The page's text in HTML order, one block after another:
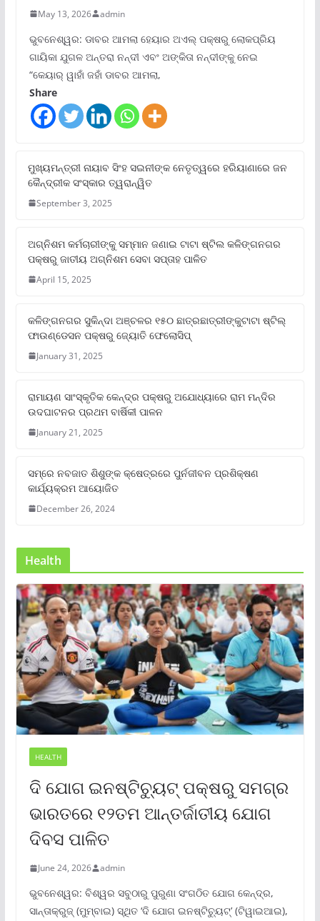
May 13, 2026 admin
ଭୁବନେଶ୍ୱର: ଡାବର ଆମଲା ହେୟାର ଅଏଲ୍ ପକ୍ଷରୁ ଲୋକପ୍ରିୟ
ଗାୟିକା ଯୁଗଳ ଅନ୍ତରା ନନ୍ଦୀ ଏବଂ ଅଙ୍କିତା ନନ୍ଦୀଙ୍କୁ ନେଇ
“କେୟାର୍ ୱାହାଁ ଜହାଁ ଡାବର ଆମଲା,
Share
ମୁଖ୍ୟମନ୍ତ୍ରୀ ନାୟାବ ସିଂହ ସଇନୀଙ୍କ ନେତୃତ୍ୱରେ ହରିୟାଣାରେ ଜନ
କୈନ୍ଦ୍ରୀକ ସଂସ୍କାର ତ୍ୱରାନ୍ୱିତ
September 3, 2025
ଅଗ୍ନିଶମ କର୍ମଚାରୀଙ୍କୁ ସମ୍ମାନ ଜଣାଇ ଟାଟା ଷ୍ଟିଲ କଳିଙ୍ଗନଗର
ପକ୍ଷରୁ ଜାତୀୟ ଅଗ୍ନିଶମ ସେବା ସପ୍ତାହ ପାଳିତ
April 15, 2025
କଳିଙ୍ଗନଗର ସୁକିନ୍ଦା ଅଞ୍ଚଳର ୧୫୦ ଛାତ୍ରଛାତ୍ରୀଙ୍କୁଟାଟା ଷ୍ଟିଲ୍
ଫାଉଣ୍ଡେସନ ପକ୍ଷରୁ ଜ୍ୟୋତି ଫେଲୋସିପ୍‌
January 31, 2025
ରାମାୟଣ ସାଂସ୍କୃତିକ କେନ୍ଦ୍ର ପକ୍ଷରୁ ଅଯୋଧ୍ୟାରେ ରାମ ମନ୍ଦିର
ଉଦଘାଟନର ପ୍ରଥମ ବାର୍ଷିକୀ ପାଳନ
January 21, 2025
ସମ୍‌ରେ ନବଜାତ ଶିଶୁଙ୍କ କ୍ଷେତ୍ରରେ ପୁର୍ନଜୀବନ ପ୍ରଶିକ୍ଷଣ
କାର୍ଯ୍ୟକ୍ରମ ଆୟୋଜିତ
December 26, 2024
Health
HEALTH
ଦି ଯୋଗ ଇନଷ୍ଟିଚ୍ୟୁଟ୍ ପକ୍ଷରୁ ସମଗ୍ର
ଭାରତରେ ୧୨ତମ ଆନ୍ତର୍ଜାତୀୟ ଯୋଗ
ଦିବସ ପାଳିତ
June 24, 2026 admin
ଭୁବନେଶ୍ୱର: ବିଶ୍ୱର ସବୁଠାରୁ ପୁରୁଣା ସଂଗଠିତ ଯୋଗ କେନ୍ଦ୍ର,
ସାନ୍ତାକ୍ରୁଜ୍ (ମୁମ୍ବାଇ) ସ୍ଥିତ ‘ଦି ଯୋଗ ଇନଷ୍ଟିଚ୍ୟୁଟ୍‌’ (ଟିୱାଇଆଇ),